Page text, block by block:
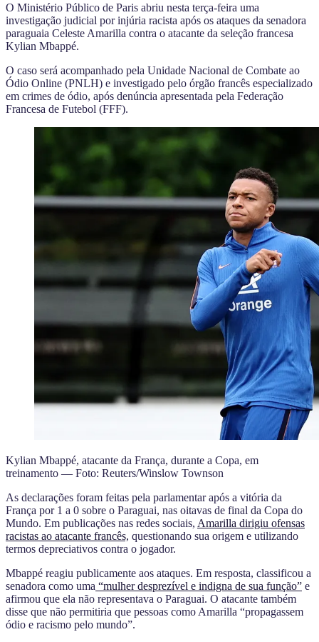
O Ministério Público de Paris abriu nesta terça-feira uma
investigação judicial por injúria racista após os ataques da senadora
paraguaia Celeste Amarilla contra o atacante da seleção francesa
Kylian Mbappé.
O caso será acompanhado pela Unidade Nacional de Combate ao
Ódio Online (PNLH) e investigado pelo órgão francês especializado
em crimes de ódio, após denúncia apresentada pela Federação
Francesa de Futebol (FFF).
Kylian Mbappé, atacante da França, durante a Copa, em
treinamento — Foto: Reuters/Winslow Townson
As declarações foram feitas pela parlamentar após a vitória da
França por 1 a 0 sobre o Paraguai, nas oitavas de final da Copa do
Mundo. Em publicações nas redes sociais, Amarilla dirigiu ofensas
racistas ao atacante francês, questionando sua origem e utilizando
termos depreciativos contra o jogador.
Mbappé reagiu publicamente aos ataques. Em resposta, classificou a
senadora como uma “mulher desprezível e indigna de sua função” e
afirmou que ela não representava o Paraguai. O atacante também
disse que não permitiria que pessoas como Amarilla “propagassem
ódio e racismo pelo mundo”.